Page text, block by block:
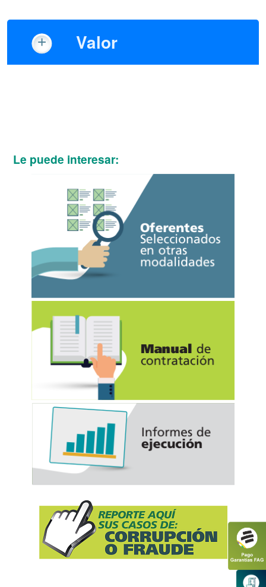
Valor
Le puede interesar: